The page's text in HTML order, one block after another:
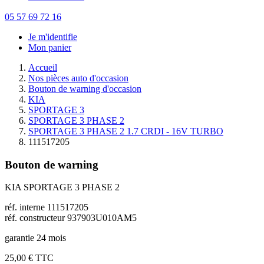
05 57 69 72 16
Je m'identifie
Mon panier
Accueil
Nos pièces auto d'occasion
Bouton de warning d'occasion
KIA
SPORTAGE 3
SPORTAGE 3 PHASE 2
SPORTAGE 3 PHASE 2 1.7 CRDI - 16V TURBO
111517205
Bouton de warning
KIA SPORTAGE 3 PHASE 2
réf. interne 111517205
réf. constructeur 937903U010AM5
garantie 24 mois
25,00 € TTC